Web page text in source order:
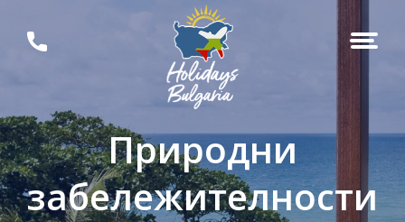
Природни
забележителности